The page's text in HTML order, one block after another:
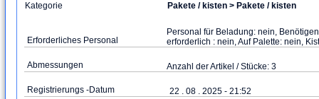
Kategorie Pakete / kisten > Pakete / kisten
Erforderliches Personal
Personal für Beladung: nein,
erforderlich : nein, Auf Palette: nein,
Abmessungen Anzahl der Artikel / Stücke: 3
Registrierungs -Datum 22 . 08 . 2025 - 21:52